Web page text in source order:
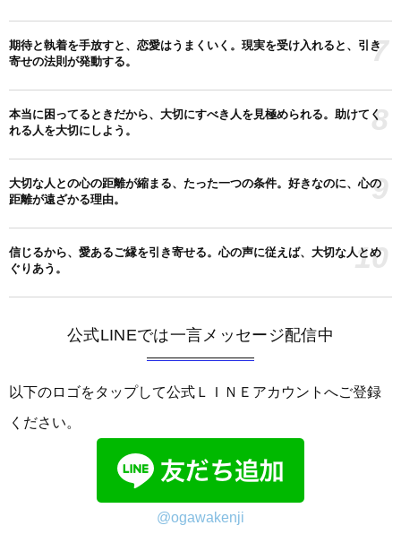
期待と執着を手放すと、恋愛はうまくいく。現実を受け入れると、引き
寄せの法則が発動する。
7
本当に困ってるときだから、大切にすべき人を見極められる。助けてく
れる人を大切にしよう。
8
大切な人との心の距離が縮まる、たった一つの条件。好きなのに、心の
距離が遠ざかる理由。
9
信じるから、愛あるご縁を引き寄せる。心の声に従えば、大切な人とめ
ぐりあう。
10
公式LINEでは一言メッセージ配信中
以下のロゴをタップして公式ＬＩＮＥアカウントへご登録
ください。
@ogawakenji